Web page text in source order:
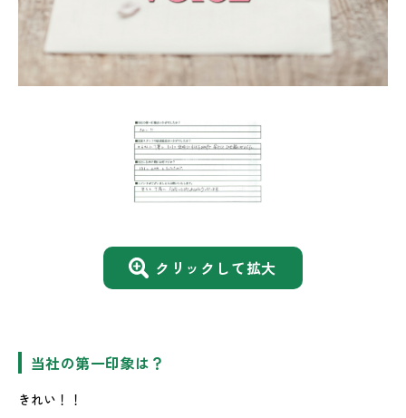
クリックして拡大
当社の第一印象は？
きれい！！